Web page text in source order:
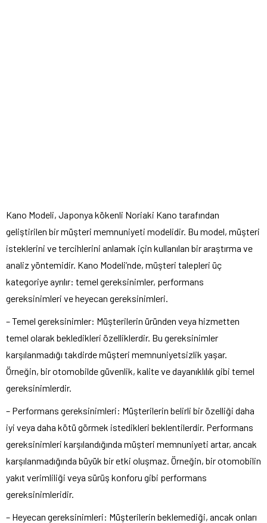
Kano Modeli, Japonya kökenli Noriaki Kano tarafından
geliştirilen bir müşteri memnuniyeti modelidir. Bu model, müşteri
isteklerini ve tercihlerini anlamak için kullanılan bir araştırma ve
analiz yöntemidir. Kano Modeli’nde, müşteri talepleri üç
kategoriye ayrılır: temel gereksinimler, performans
gereksinimleri ve heyecan gereksinimleri.
– Temel gereksinimler: Müşterilerin üründen veya hizmetten
temel olarak bekledikleri özelliklerdir. Bu gereksinimler
karşılanmadığı takdirde müşteri memnuniyetsizlik yaşar.
Örneğin, bir otomobilde güvenlik, kalite ve dayanıklılık gibi temel
gereksinimlerdir.
– Performans gereksinimleri: Müşterilerin belirli bir özelliği daha
iyi veya daha kötü görmek istedikleri beklentilerdir. Performans
gereksinimleri karşılandığında müşteri memnuniyeti artar, ancak
karşılanmadığında büyük bir etki oluşmaz. Örneğin, bir otomobilin
yakıt verimliliği veya sürüş konforu gibi performans
gereksinimleridir.
– Heyecan gereksinimleri: Müşterilerin beklemediği, ancak onları